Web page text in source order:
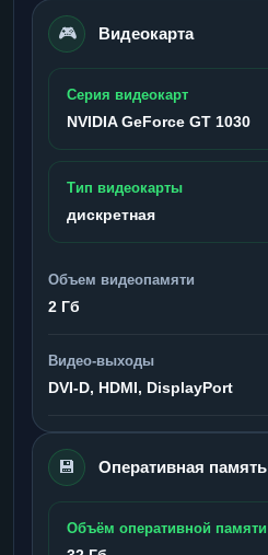
🎮 Видеокарта
Серия видеокарт
NVIDIA GeForce GT 1030
Тип видеокарты
дискретная
Объем видеопамяти
2 Гб
Видео-выходы
DVI-D, HDMI, DisplayPort
💾 Оперативная память
Объём оперативной памяти